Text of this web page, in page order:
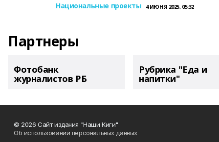
Национальные проекты 4 ИЮНЯ 2025, 05:32
Партнеры
Фотобанк
журналистов РБ
Рубрика "Еда и
напитки"
© 2026 Сайт издания "Наши Киги"
Об использовании персональных данных